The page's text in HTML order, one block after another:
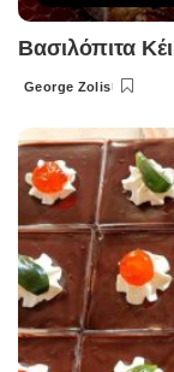
Βασιλόπιτα
Posted
George Zolis